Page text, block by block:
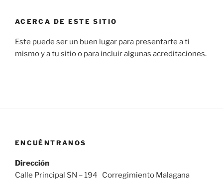
ACERCA DE ESTE SITIO
Este puede ser un buen lugar para presentarte a ti
mismo y a tu sitio o para incluir algunas acreditaciones.
ENCUÉNTRANOS
Dirección
Calle Principal SN – 194 Corregimiento Malagana